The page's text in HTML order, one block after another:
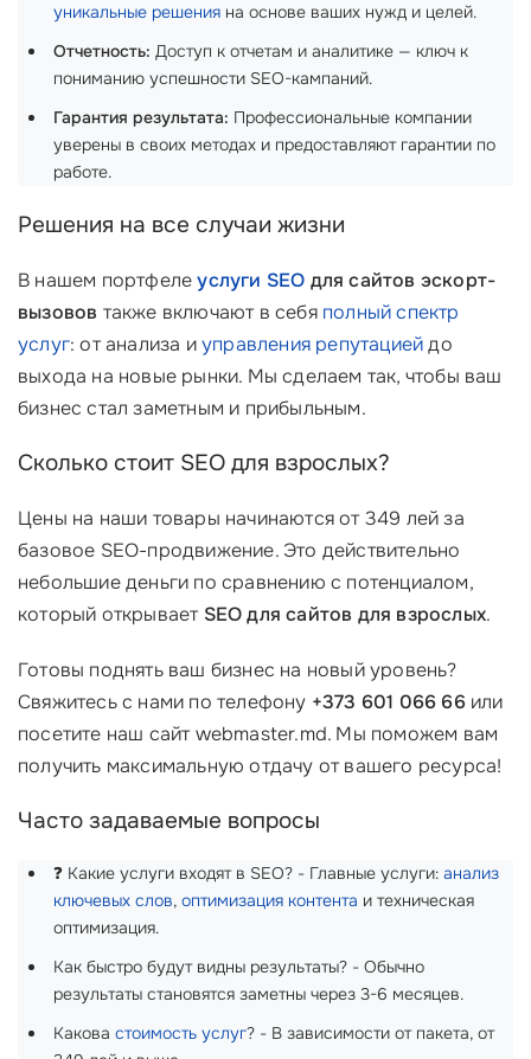
уникальные решения на основе ваших нужд и целей.
Отчетность: Доступ к отчетам и аналитике — ключ к
пониманию успешности SEO-кампаний.
Гарантия результата: Профессиональные компании
уверены в своих методах и предоставляют гарантии по
работе.
Решения на все случаи жизни
В нашем портфелеуслуги SEO для сайтов эскорт-
вызовов также включают в себя полный спектр
услуг: от анализа иуправления репутациейдо
выхода на новые рынки. Мы сделаем так, чтобы ваш
бизнес стал заметным и прибыльным.
Сколько стоит SEO для взрослых?
Цены на наши товары начинаются от 349 лей за
базовое SEO-продвижение. Это действительно
небольшие деньги по сравнению с потенциалом,
который открывает SEO для сайтов для взрослых.
Готовы поднять ваш бизнес на новый уровень?
Свяжитесь с нами по телефону +373 601 066 66или
посетите наш сайт webmaster.md. Мы поможем вам
получить максимальную отдачу от вашего ресурса!
Часто задаваемые вопросы
❓ Какие услуги входят в SEO? - Главные услуги: анализ
ключевых слов, оптимизация контента и техническая
оптимизация.
Как быстро будут видны результаты? - Обычно
результаты становятся заметны через 3-6 месяцев.
Какова стоимость услуг? - В зависимости от пакета, от